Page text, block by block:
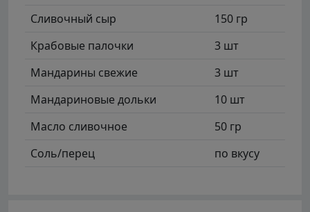
Сливочный сыр
150 гр
Крабовые палочки
3 шт
Мандарины свежие
3 шт
Мандариновые дольки
10 шт
Масло сливочное
50 гр
Соль/перец
по вкусу